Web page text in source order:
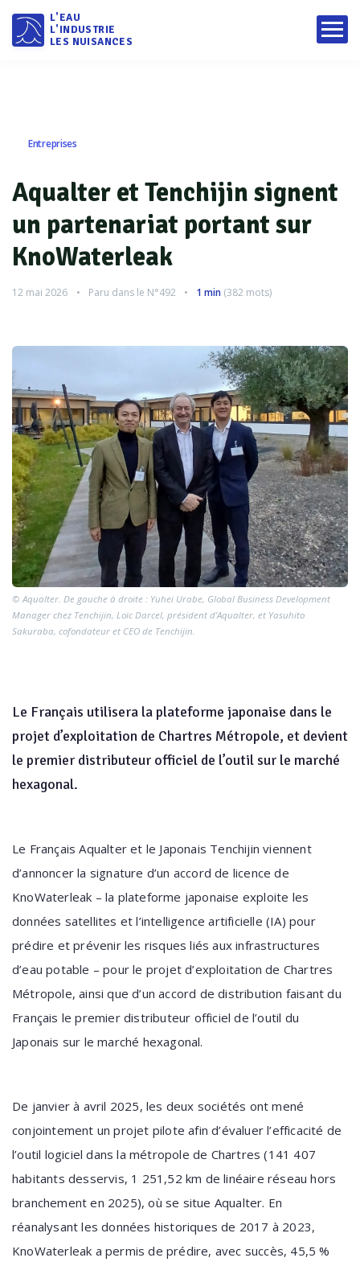
L'EAU
L'INDUSTRIE
LES NUISANCES
Entreprises
Aqualter et Tenchijin signent
un partenariat portant sur
KnoWaterleak
12 mai 2026 Paru dans le N°492 1 min (382 mots)
© Aqualter. De gauche à droite : Yuhei Urabe, Global Business Development
Manager chez Tenchijin, Loïc Darcel, président d’Aqualter, et Yasuhito
Sakuraba, cofondateur et CEO de Tenchijin.
Le Français utilisera la plateforme japonaise dans le
projet d’exploitation de Chartres Métropole, et devient
le premier distributeur officiel de l’outil sur le marché
hexagonal.
Le Français Aqualter et le Japonais Tenchijin viennent
d’annoncer la signature d’un accord de licence de
KnoWaterleak – la plateforme japonaise exploite les
données satellites et l’intelligence artificielle (IA) pour
prédire et prévenir les risques liés aux infrastructures
d’eau potable – pour le projet d’exploitation de Chartres
Métropole, ainsi que d’un accord de distribution faisant du
Français le premier distributeur officiel de l’outil du
Japonais sur le marché hexagonal.
De janvier à avril 2025, les deux sociétés ont mené
conjointement un projet pilote afin d’évaluer l’efficacité de
l’outil logiciel dans la métropole de Chartres (141 407
habitants desservis, 1 251,52 km de linéaire réseau hors
branchement en 2025), où se situe Aqualter. En
réanalysant les données historiques de 2017 à 2023,
KnoWaterleak a permis de prédire, avec succès, 45,5 %